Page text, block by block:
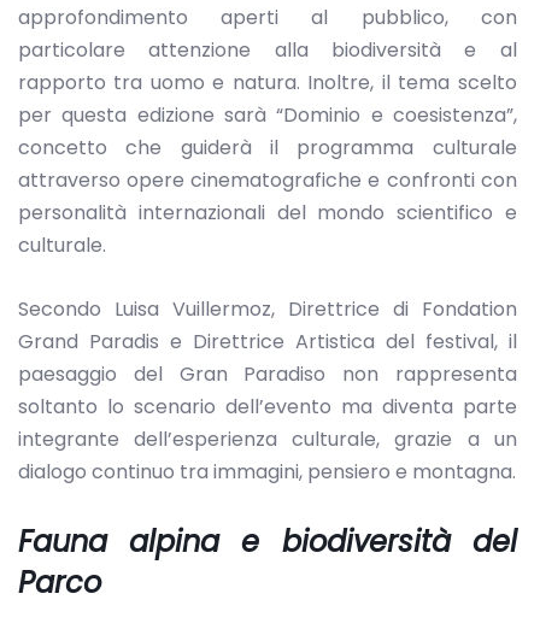
approfondimento aperti al pubblico, con
particolare attenzione alla biodiversità e al
rapporto tra uomo e natura. Inoltre, il tema scelto
per questa edizione sarà “Dominio e coesistenza”,
concetto che guiderà il programma culturale
attraverso opere cinematografiche e confronti con
personalità internazionali del mondo scientifico e
culturale.
Secondo Luisa Vuillermoz, Direttrice di Fondation
Grand Paradis e Direttrice Artistica del festival, il
paesaggio del Gran Paradiso non rappresenta
soltanto lo scenario dell’evento ma diventa parte
integrante dell’esperienza culturale, grazie a un
dialogo continuo tra immagini, pensiero e montagna.
Fauna alpina e biodiversità del
Parco